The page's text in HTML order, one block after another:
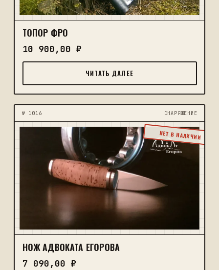
ТОПОР ФРО
10 900,00 ₽
ЧИТАТЬ ДАЛЕЕ
№ 1016 CНАРЯЖЕНИЕ
НЕТ В НАЛИЧИИ
НОЖ АДВОКАТА ЕГОРОВА
7 090,00 ₽